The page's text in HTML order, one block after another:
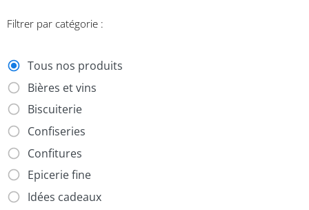
Filtrer par catégorie :
Tous nos produits
Bières et vins
Biscuiterie
Confiseries
Confitures
Epicerie fine
Idées cadeaux